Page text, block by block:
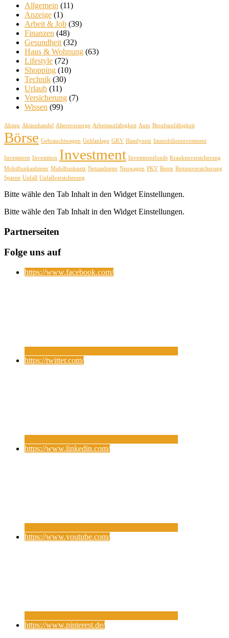
Allgemein (11)
Anzeige (1)
Arbeit & Job (39)
Finanzen (48)
Gesundheit (32)
Haus & Wohnung (63)
Lifestyle (72)
Shopping (10)
Technik (30)
Urlaub (11)
Versicherung (7)
Wissen (99)
Aktien Aktienhandel Altersvorsorge Arbeitsunfähigkeit Auto Berufsunfähigkeit
Börse Gebrauchtwagen Geldanlage GKV Handynetz Immobilieninvestment
Investieren Investition Investment Investmentfonds Krankenversicherung
Mobilfunkanbieter Mubilfunknetz Netzanbieter Neuwagen PKV Rente Rentenversicherung
Sparen Unfall Unfallversicherung
Bitte wähle den Tab Inhalt in den Widget Einstellungen.
Bitte wähle den Tab Inhalt in den Widget Einstellungen.
Partnerseiten
Folge uns auf
https://www.facebook.com/
https://twitter.com/
https://www.linkedin.com/
https://www.youtube.com/
https://www.pinterest.de/